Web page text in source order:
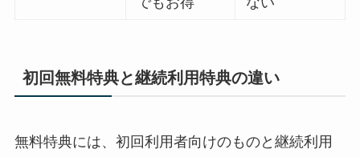
初回無料特典と継続利用特典の違い
無料特典には、初回利用者向けのものと継続利用